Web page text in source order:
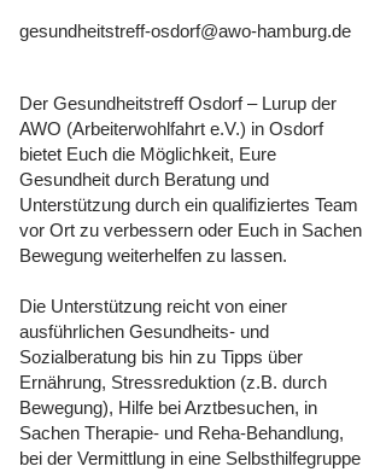
gesundheitstreff-osdorf@awo-hamburg.de
Der Gesundheitstreff Osdorf – Lurup der
AWO (Arbeiterwohlfahrt e.V.) in Osdorf
bietet Euch die Möglichkeit, Eure
Gesundheit durch Beratung und
Unterstützung durch ein qualifiziertes Team
vor Ort zu verbessern oder Euch in Sachen
Bewegung weiterhelfen zu lassen.
Die Unterstützung reicht von einer
ausführlichen Gesundheits- und
Sozialberatung bis hin zu Tipps über
Ernährung, Stressreduktion (z.B. durch
Bewegung), Hilfe bei Arztbesuchen, in
Sachen Therapie- und Reha-Behandlung,
bei der Vermittlung in eine Selbsthilfegruppe